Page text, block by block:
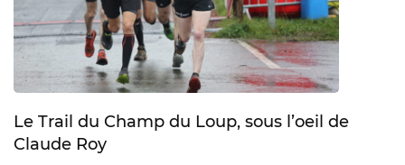
Le Trail du Champ du Loup, sous l’oeil de
Claude Roy